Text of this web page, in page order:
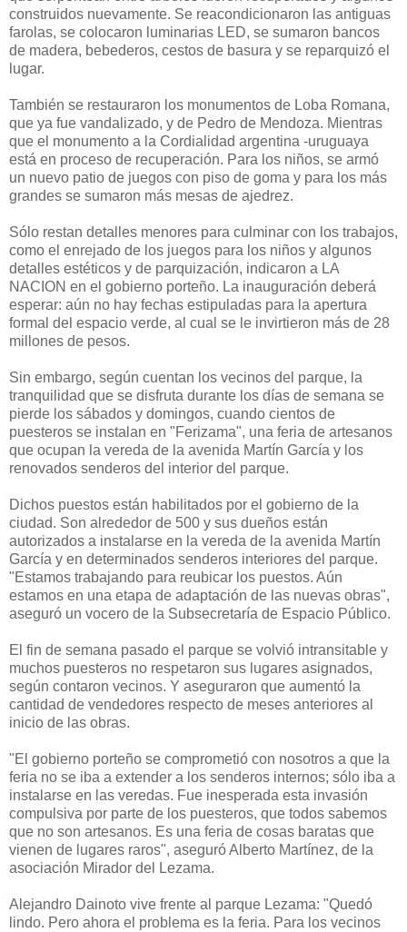
construidos nuevamente. Se reacondicionaron las antiguas
farolas, se colocaron luminarias LED, se sumaron bancos
de madera, bebederos, cestos de basura y se reparquizó el
lugar.
También se restauraron los monumentos de Loba Romana,
que ya fue vandalizado, y de Pedro de Mendoza. Mientras
que el monumento a la Cordialidad argentina -uruguaya
está en proceso de recuperación. Para los niños, se armó
un nuevo patio de juegos con piso de goma y para los más
grandes se sumaron más mesas de ajedrez.
Sólo restan detalles menores para culminar con los trabajos,
como el enrejado de los juegos para los niños y algunos
detalles estéticos y de parquización, indicaron a LA
NACION en el gobierno porteño. La inauguración deberá
esperar: aún no hay fechas estipuladas para la apertura
formal del espacio verde, al cual se le invirtieron más de 28
millones de pesos.
Sin embargo, según cuentan los vecinos del parque, la
tranquilidad que se disfruta durante los días de semana se
pierde los sábados y domingos, cuando cientos de
puesteros se instalan en "Ferizama", una feria de artesanos
que ocupan la vereda de la avenida Martín García y los
renovados senderos del interior del parque.
Dichos puestos están habilitados por el gobierno de la
ciudad. Son alrededor de 500 y sus dueños están
autorizados a instalarse en la vereda de la avenida Martín
García y en determinados senderos interiores del parque.
"Estamos trabajando para reubicar los puestos. Aún
estamos en una etapa de adaptación de las nuevas obras",
aseguró un vocero de la Subsecretaría de Espacio Público.
El fin de semana pasado el parque se volvió intransitable y
muchos puesteros no respetaron sus lugares asignados,
según contaron vecinos. Y aseguraron que aumentó la
cantidad de vendedores respecto de meses anteriores al
inicio de las obras.
"El gobierno porteño se comprometió con nosotros a que la
feria no se iba a extender a los senderos internos; sólo iba a
instalarse en las veredas. Fue inesperada esta invasión
compulsiva por parte de los puesteros, que todos sabemos
que no son artesanos. Es una feria de cosas baratas que
vienen de lugares raros", aseguró Alberto Martínez, de la
asociación Mirador del Lezama.
Alejandro Dainoto vive frente al parque Lezama: "Quedó
lindo. Pero ahora el problema es la feria. Para los vecinos